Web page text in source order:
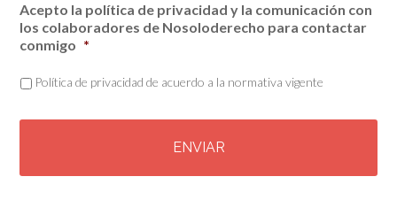
Acepto la política de privacidad y la comunicación con
los colaboradores de Nosoloderecho para contactar
conmigo *
Política de privacidad de acuerdo a la normativa vigente